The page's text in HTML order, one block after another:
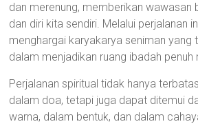
dan merenung, memberikan wawasan
dan diri kita sendiri. Melalui perjalanan
menghargai karyakarya seniman yang
dalam menjadikan ruang ibadah penuh
Perjalanan spiritual tidak hanya
dalam doa, tetapi juga dapat ditemui
warna, dalam bentuk, dan dalam